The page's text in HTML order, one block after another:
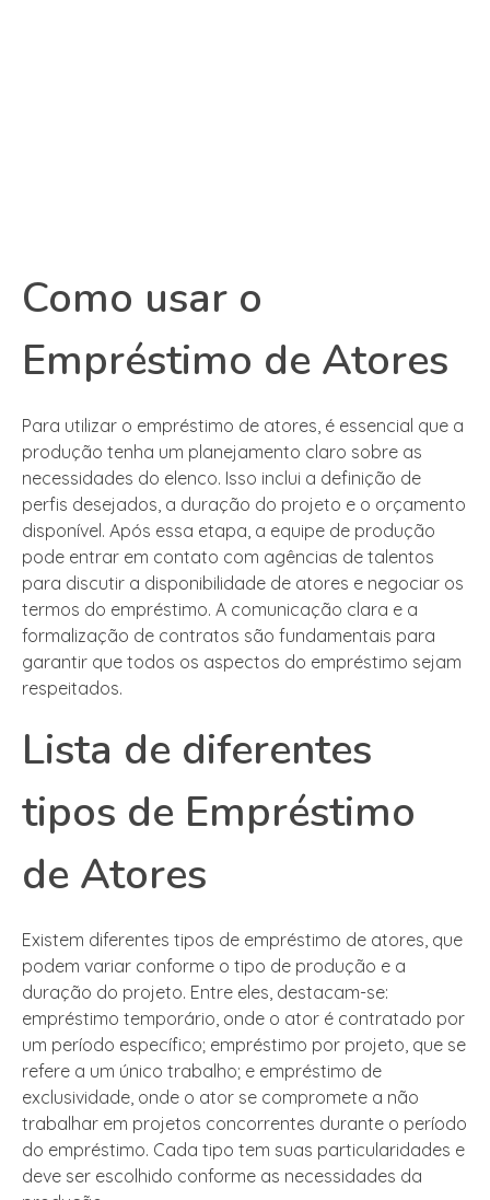
Como usar o
Empréstimo de Atores
Para utilizar o empréstimo de atores, é essencial que a
produção tenha um planejamento claro sobre as
necessidades do elenco. Isso inclui a definição de
perfis desejados, a duração do projeto e o orçamento
disponível. Após essa etapa, a equipe de produção
pode entrar em contato com agências de talentos
para discutir a disponibilidade de atores e negociar os
termos do empréstimo. A comunicação clara e a
formalização de contratos são fundamentais para
garantir que todos os aspectos do empréstimo sejam
respeitados.
Lista de diferentes
tipos de Empréstimo
de Atores
Existem diferentes tipos de empréstimo de atores, que
podem variar conforme o tipo de produção e a
duração do projeto. Entre eles, destacam-se:
empréstimo temporário, onde o ator é contratado por
um período específico; empréstimo por projeto, que se
refere a um único trabalho; e empréstimo de
exclusividade, onde o ator se compromete a não
trabalhar em projetos concorrentes durante o período
do empréstimo. Cada tipo tem suas particularidades e
deve ser escolhido conforme as necessidades da